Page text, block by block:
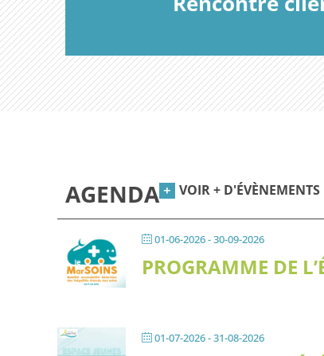
AGENDA VOIR + D'ÉVÈNEMENTS
01-06-2026- 30-09-2026
PROGRAMME DE
01-07-2026- 31-08-2026